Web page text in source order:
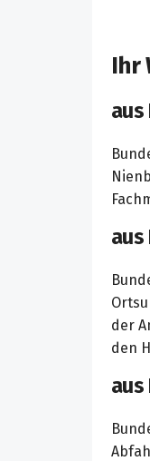
Ihr
aus
aus
der
den
aus